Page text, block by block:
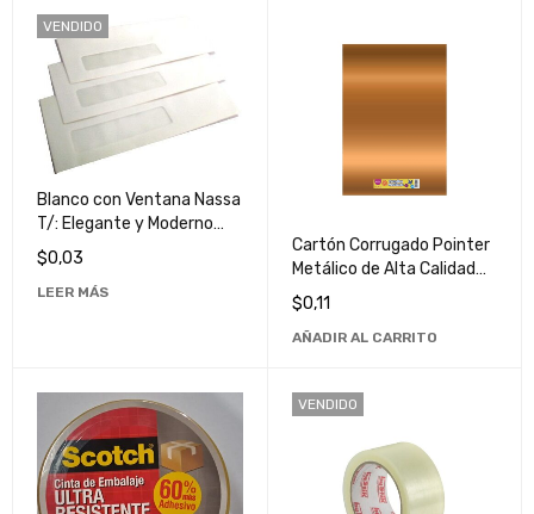
VENDIDO
Blanco con Ventana Nassa
T/: Elegante y Moderno
para Decoración de
Interiores
$0,03
LEER MÁS
Cartón Corrugado Pointer
Metálico de Alta Calidad
para Embalaje y Envío
$0,11
AÑADIR AL CARRITO
VENDIDO